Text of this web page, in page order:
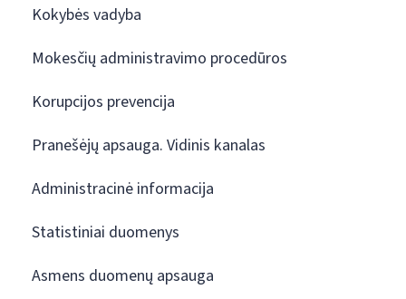
Kokybės vadyba
Mokesčių administravimo procedūros
Korupcijos prevencija
Pranešėjų apsauga. Vidinis kanalas
Administracinė informacija
Statistiniai duomenys
Asmens duomenų apsauga